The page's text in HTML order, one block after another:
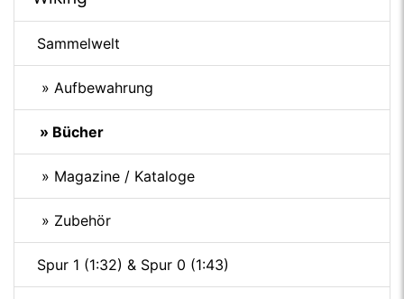
Sammelwelt
» Aufbewahrung
» Bücher
» Magazine / Kataloge
» Zubehör
Spur 1 (1:32) & Spur 0 (1:43)